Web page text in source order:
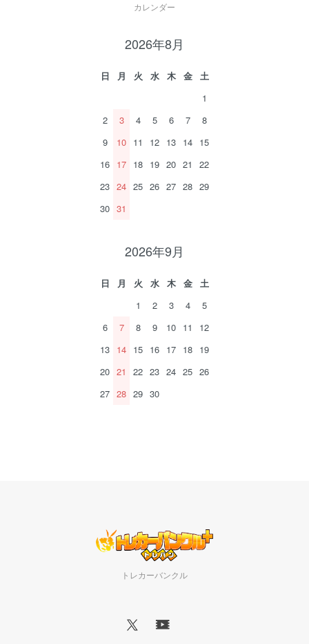
カレンダー
2026年8月
日 月 火 水 木 金
土
1
2
3 4 5 6 7
8
9
10 11 12 13 14 15
16 17 18 19 20 21
22
23 24 25 26 27 28 29
30 31
2026年9月
日 月 火 水 木 金
土
1
2 3 4
5
6
7 8 9 10 11
12
13 14 15 16 17 18 19
20 21 22 23 24 25 26
27 28 29 30
トレカーバンクル